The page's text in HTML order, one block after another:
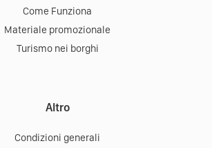
Come Funziona
Materiale promozionale
Turismo nei borghi
Altro
Condizioni generali